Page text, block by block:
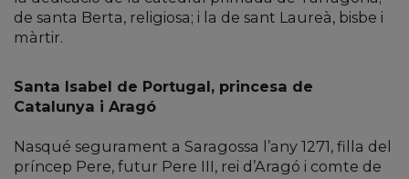
de santa Berta, religiosa; i la de sant Laureà, bisbe i
màrtir.
Santa Isabel de Portugal, princesa de
Catalunya i Aragó
Nasqué segurament a Saragossa l’any 1271, filla del
príncep Pere, futur Pere III, rei d’Aragó i comte de